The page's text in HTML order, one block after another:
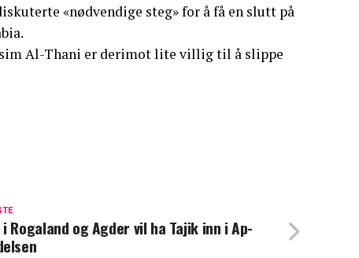
«nødvendige steg» for å få en slutt på
Al-Thani er derimot lite villig til å slippe
i Rogaland og Agder vil ha Tajik inn i Ap-